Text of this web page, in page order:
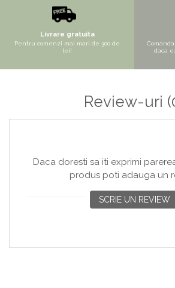
Flori artificiale la ghiveci
Verdeata decorativa
Livrare gratuita
Pentru comenzi mai mari de 300 de
lei!
daca
Review-uri
Daca doresti sa iti exprimi
produs poti adauga un
SCRIE UN REVIEW